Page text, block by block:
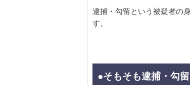
逮捕・勾留という被疑者の
す。
●そもそも逮捕・勾